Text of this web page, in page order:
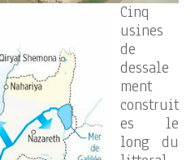
Cinq
usines
de
dessale
ment
construit
es le
long du